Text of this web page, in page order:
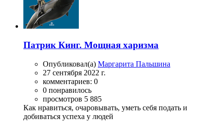
Патрик Кинг. Мощная харизма
Опубликовал(а) Маргарита Пальшина
27 сентября 2022 г.
комментариев: 0
0 понравилось
просмотров 5 885
Как нравиться, очаровывать, уметь себя подать и
добиваться успеха у людей